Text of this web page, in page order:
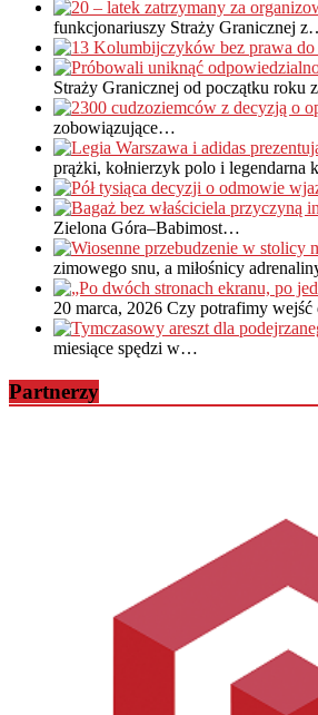
funkcjonariuszy Straży Granicznej
Straży Granicznej od początku roku
zobowiązujące…
prążki, kołnierzyk polo i
Zielona Góra–Babimost…
zimowego snu, a miłośnicy
20 marca, 2026 Czy potrafimy wejść
miesiące spędzi w…
Partnerzy